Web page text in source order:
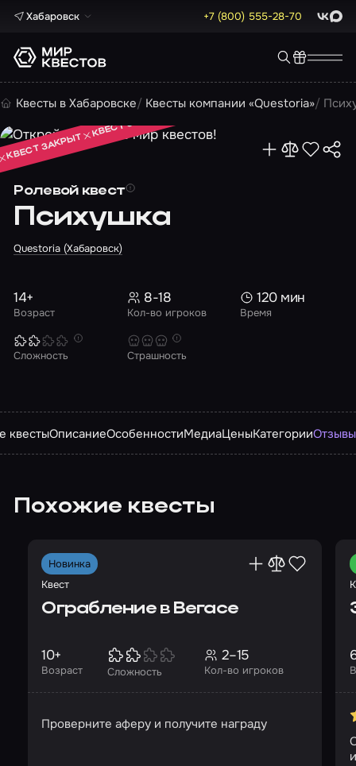
Хабаровск +7 (800) 555-28-70 Max
Квесты в Хабаровске Квесты компании «Questoria»
Ролевой квест
Психушка
Questoria (Хабаровск)
КВЕСТ ЗАКРЫТ
КВЕСТ ЗАКРЫТ
КВЕСТ ЗАКРЫТ
Возраст
14+
Кол-во игроков
8-18
Время
120 мин
Сложность Страшность
квестыОписаниеОсобенностиМедиаЦеныКатегорииОтзывы
Похожие квесты
Новинка
Квест
Ограбление в Вегасе
Возраст
10+
Сложность Кол-во игроков
2–15
Проверните аферу и получите награду